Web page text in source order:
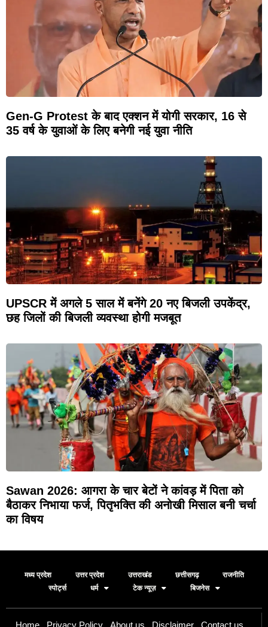
Gen-G Protest के बाद एक्शन में योगी सरकार, 16 से
35 वर्ष के युवाओं के लिए बनेगी नई युवा नीति
UPSCR में अगले 5 साल में बनेंगे 20 नए बिजली उपकेंद्र,
छह जिलों की बिजली व्यवस्था होगी मजबूत
Sawan 2026: आगरा के चार बेटों ने कांवड़ में पिता को
बैठाकर निभाया फर्ज, पितृभक्ति की अनोखी मिसाल बनी चर्चा
का विषय
मध्य प्रदेश उत्तर प्रदेश उत्तराखंड छत्तीसगढ़
राजनीति
स्पोर्ट्स
धर्म टेक न्यूज़ बिजनेस
Home Privacy Policy About us Disclaimer Contact us